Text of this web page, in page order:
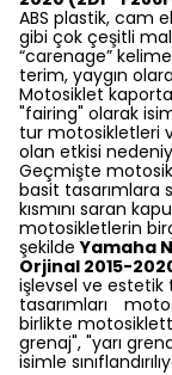
ABS plastik, cam
gibi çok çeşitli
“carenage”
terim, yaygın
Motosiklet
"fairing" olarak
tur motosikletleri
olan etkisi
Geçmişte
basit tasarımlara
kısmını saran
motosikletlerin
şekildeYamaha
Orjinal 2015-
işlevsel ve estetik
tasarımları
birlikte
grenaj", "yarı
isimle